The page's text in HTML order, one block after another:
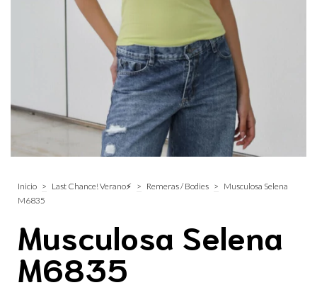
Inicio > Last Chance! Verano⚡ > Remeras / Bodies > Musculosa Selena
M6835
Musculosa Selena
M6835